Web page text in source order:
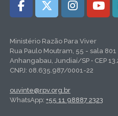
Ministério Razão Para Viver
Rua Paulo Moutram, 55 - sala 801
Anhangabau, Jundiaí/SP • CEP
CNPJ: 08.635.987/0001-22
ouvinte@rpv.org.br
WhatsApp: +55 11 98887 2323